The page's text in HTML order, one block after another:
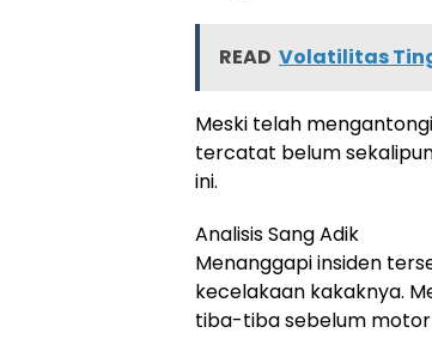
READ Volatilitas
Meski telah
tercatat belum
ini.
Analisis Sang Adik
Menanggapi insiden
kecelakaan kakaknya.
tiba-tiba sebelum